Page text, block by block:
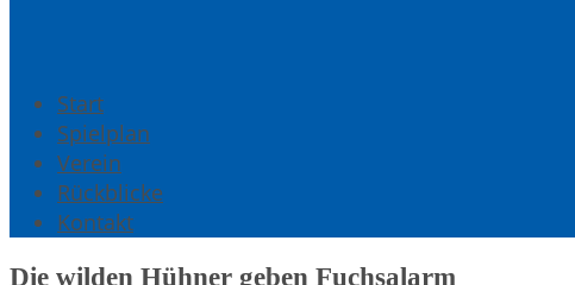
Start
Spielplan
Verein
Rückblicke
Kontakt
Die wilden Hühner geben Fuchsalarm